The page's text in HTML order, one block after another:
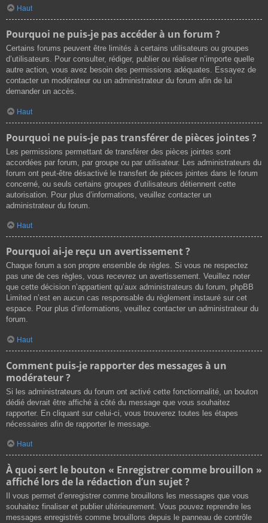
Haut
Pourquoi ne puis-je pas accéder à un forum ?
Certains forums peuvent être limités à certains utilisateurs ou groupes
d’utilisateurs. Pour consulter, rédiger, publier ou réaliser n’importe quelle
autre action, vous avez besoin des permissions adéquates. Essayez de
contacter un modérateur ou un administrateur du forum afin de lui
demander un accès.
Haut
Pourquoi ne puis-je pas transférer de pièces jointes ?
Les permissions permettant de transférer des pièces jointes sont
accordées par forum, par groupe ou par utilisateur. Les administrateurs du
forum ont peut-être désactivé le transfert de pièces jointes dans le forum
concerné, ou seuls certains groupes d’utilisateurs détiennent cette
autorisation. Pour plus d’informations, veuillez contacter un
administrateur du forum.
Haut
Pourquoi ai-je reçu un avertissement ?
Chaque forum a son propre ensemble de règles. Si vous ne respectez
pas une de ces règles, vous recevrez un avertissement. Veuillez noter
que cette décision n’appartient qu’aux administrateurs du forum, phpBB
Limited n’est en aucun cas responsable du règlement instauré sur cet
espace. Pour plus d’informations, veuillez contacter un administrateur du
forum.
Haut
Comment puis-je rapporter des messages à un
modérateur ?
Si les administrateurs du forum ont activé cette fonctionnalité, un bouton
dédié devrait être affiché à côté du message que vous souhaitez
rapporter. En cliquant sur celui-ci, vous trouverez toutes les étapes
nécessaires afin de rapporter le message.
Haut
À quoi sert le bouton « Enregistrer comme brouillon »
affiché lors de la rédaction d’un sujet ?
Il vous permet d’enregistrer comme brouillons les messages que vous
souhaitez finaliser et publier ultérieurement. Vous pouvez reprendre les
messages enregistrés comme brouillons depuis le panneau de contrôle